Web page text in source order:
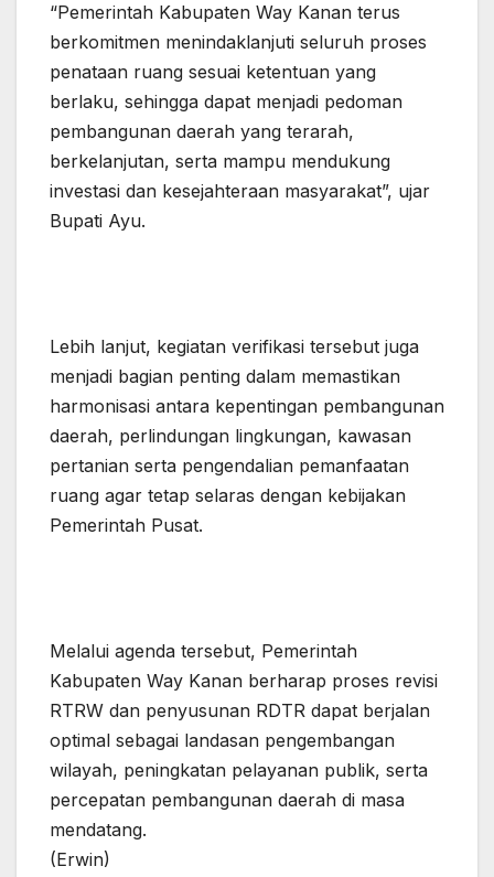
“Pemerintah Kabupaten Way Kanan terus
berkomitmen menindaklanjuti seluruh proses
penataan ruang sesuai ketentuan yang
berlaku, sehingga dapat menjadi pedoman
pembangunan daerah yang terarah,
berkelanjutan, serta mampu mendukung
investasi dan kesejahteraan masyarakat”, ujar
Bupati Ayu.
Lebih lanjut, kegiatan verifikasi tersebut juga
menjadi bagian penting dalam memastikan
harmonisasi antara kepentingan pembangunan
daerah, perlindungan lingkungan, kawasan
pertanian serta pengendalian pemanfaatan
ruang agar tetap selaras dengan kebijakan
Pemerintah Pusat.
Melalui agenda tersebut, Pemerintah
Kabupaten Way Kanan berharap proses revisi
RTRW dan penyusunan RDTR dapat berjalan
optimal sebagai landasan pengembangan
wilayah, peningkatan pelayanan publik, serta
percepatan pembangunan daerah di masa
mendatang.
(Erwin)